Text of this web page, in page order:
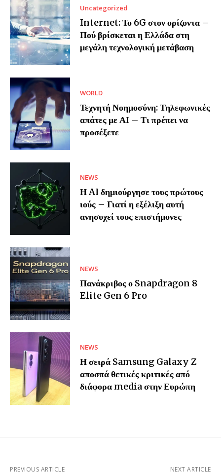
Uncategorized
Internet: Το 6G στον ορίζοντα –
Πού βρίσκεται η Ελλάδα στη
μεγάλη τεχνολογική μετάβαση
WORLD
Τεχνητή Νοημοσύνη: Τηλεφωνικές
απάτες με ΑΙ – Τι πρέπει να
προσέξετε
NEWS
Η AI δημιούργησε τους πρώτους
ιούς – Γιατί η εξέλιξη αυτή
ανησυχεί τους επιστήμονες
NEWS
Πανάκριβος ο Snapdragon 8
Elite Gen 6 Pro
NEWS
Η σειρά Samsung Galaxy Z
αποσπά θετικές κριτικές από
διάφορα media στην Ευρώπη
PREVIOUS ARTICLE NEXT ARTICLE